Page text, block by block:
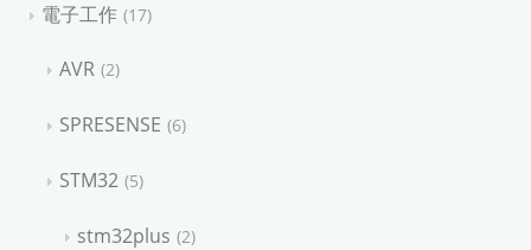
電子工作 17
AVR 2
SPRESENSE 6
STM32 5
stm32plus 2